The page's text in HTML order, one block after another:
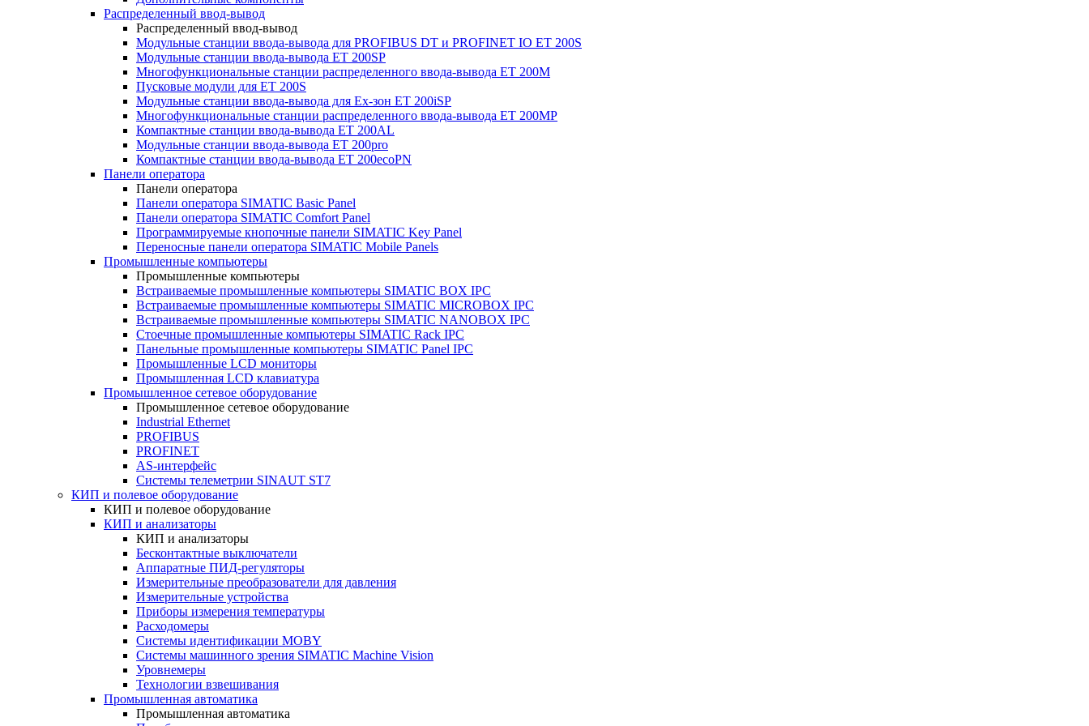
Распределенный ввод-вывод
Распределенный ввод-вывод
Модульные станции ввода-вывода для PROFIBUS DT и PROFINET IO ET 200S
Модульные станции ввода-вывода ET 200SP
Многофункциональные станции распределенного ввода-вывода ET 200M
Пусковые модули для ET 200S
Модульные станции ввода-вывода для Ex-зон ET 200iSP
Многофункциональные станции распределенного ввода-вывода ET 200MP
Компактные станции ввода-вывода ET 200AL
Модульные станции ввода-вывода ET 200pro
Компактные станции ввода-вывода ET 200ecoPN
Панели оператора
Панели оператора
Панели оператора SIMATIC Basic Panel
Панели оператора SIMATIC Comfort Panel
Программируемые кнопочные панели SIMATIC Key Panel
Переносные панели оператора SIMATIC Mobile Panels
Промышленные компьютеры
Промышленные компьютеры
Встраиваемые промышленные компьютеры SIMATIC BOX IPC
Встраиваемые промышленные компьютеры SIMATIC MICROBOX IPC
Встраиваемые промышленные компьютеры SIMATIC NANOBOX IPC
Стоечные промышленные компьютеры SIMATIC Rack IPC
Панельные промышленные компьютеры SIMATIC Panel IPC
Промышленные LCD мониторы
Промышленная LCD клавиатура
Промышленное сетевое оборудование
Промышленное сетевое оборудование
Industrial Ethernet
PROFIBUS
PROFINET
AS-интерфейс
Системы телеметрии SINAUT ST7
КИП и полевое оборудование
КИП и полевое оборудование
КИП и анализаторы
КИП и анализаторы
Бесконтактные выключатели
Аппаратные ПИД-регуляторы
Измерительные преобразователи для давления
Измерительные устройства
Приборы измерения температуры
Расходомеры
Системы идентификации MOBY
Системы машинного зрения SIMATIC Machine Vision
Уровнемеры
Технологии взвешивания
Промышленная автоматика
Промышленная автоматика